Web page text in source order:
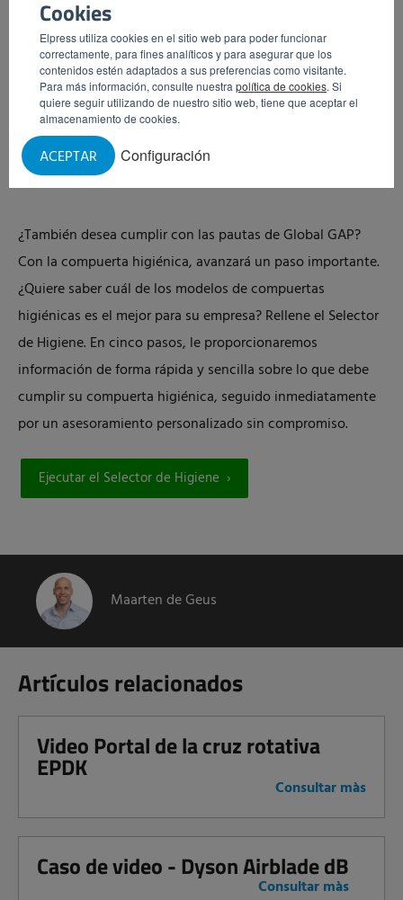
Cookies
Elpress utiliza cookies en el sitio web para poder funcionar
correctamente, para fines analíticos y para asegurar que los
contenidos estén adaptados a sus preferencias como visitante.
Para más información, consulte nuestra política de cookies. Si
quiere seguir utilizando de nuestro sitio web, tiene que aceptar el
almacenamiento de cookies.
Configuración
ACEPTAR
¿También desea cumplir con las pautas de Global GAP?
Con la compuerta higiénica, avanzará un paso importante.
¿Quiere saber cuál de los modelos de compuertas
higiénicas es el mejor para su empresa? Rellene el Selector
de Higiene. En cinco pasos, le proporcionaremos
información de forma rápida y sencilla sobre lo que debe
cumplir su compuerta higiénica, seguido inmediatamente
por un asesoramiento personalizado sin compromiso.
Ejecutar el Selector de Higiene
Maarten de Geus
Artículos relacionados
Video Portal de la cruz rotativa
EPDK
Consultar màs
Caso de video - Dyson Airblade dB
Consultar màs